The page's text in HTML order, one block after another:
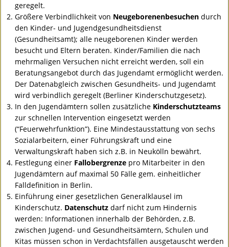
geregelt.
Größere Verbindlichkeit von Neugeborenenbesuchen durch
den Kinder- und Jugendgesundheitsdienst
(Gesundheitsamt); alle neugeborenen Kinder werden
besucht und Eltern beraten. Kinder/Familien die nach
mehrmaligen Versuchen nicht erreicht werden, soll ein
Beratungsangebot durch das Jugendamt ermöglicht werden.
Der Datenabgleich zwischen Gesundheits- und Jugendamt
wird verbindlich geregelt (Berliner Kinderschutzgesetz).
In den Jugendämtern sollen zusätzliche Kinderschutzteams
zur schnellen Intervention eingesetzt werden
(“Feuerwehrfunktion”). Eine Mindestausstattung von sechs
Sozialarbeitern, einer Führungskraft und eine
Verwaltungskraft haben sich z.B. in Neukölln bewährt.
Festlegung einer Fallobergrenze pro Mitarbeiter in den
Jugendämtern auf maximal 50 Fälle gem. einheitlicher
Falldefinition in Berlin.
Einführung einer gesetzlichen Generalklausel im
Kinderschutz. Datenschutz darf nicht zum Hindernis
werden: Informationen innerhalb der Behörden, z.B.
zwischen Jugend- und Gesundheitsämtern, Schulen und
Kitas müssen schon in Verdachtsfällen ausgetauscht werden